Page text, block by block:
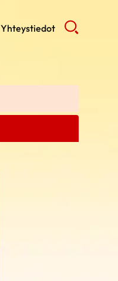
Yhteystiedot